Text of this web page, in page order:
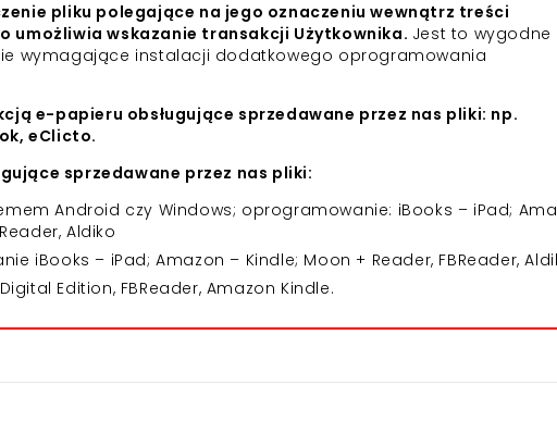
pliku polegające na jego oznaczeniu wewnątrz treści
umożliwia wskazanie transakcji Użytkownika. Jest to wygodne
wymagające instalacji dodatkowego oprogramowania
e-papieru obsługujące sprzedawane przez nas pliki: np.
eClicto.
sprzedawane przez nas pliki:
Android czy Windows; oprogramowanie: iBooks – iPad;
Aldiko
iBooks – iPad; Amazon – Kindle; Moon + Reader, FBReader,
Edition, FBReader, Amazon Kindle.